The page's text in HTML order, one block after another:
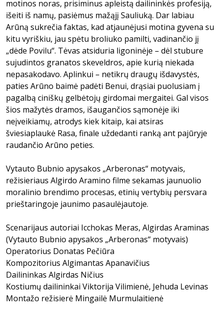
motinos noras, prisiminus apleistą dailininkės profesiją,
išeiti iš namų, pasiėmus mažąjį Sauliuką. Dar labiau
Arūną sukrečia faktas, kad atjaunėjusi motina gyvena su
kitu vyriškiu, jau spėtu broliuko pamilti, vadinančio jį
„dėde Povilu“. Tėvas atsiduria ligoninėje – dėl stubure
sujudintos granatos skeveldros, apie kurią niekada
nepasakodavo. Aplinkui – netikrų draugų išdavystės,
paties Arūno baimė padėti Benui, drąsiai puolusiam į
pagalbą ciniškų gelbėtojų girdomai mergaitei. Gal visos
šios mažytės dramos, išaugančios sąmonėje iki
neįveikiamų, atrodys kiek kitaip, kai atsiras
šviesiaplaukė Rasa, finale uždedanti ranką ant pajūryje
raudančio Arūno peties.
Vytauto Bubnio apysakos „Arberonas“ motyvais,
režisieriaus Algirdo Aramino filme sekamas jaunuolio
moralinio brendimo procesas, etinių vertybių persvara
prieštaringoje jaunimo pasaulėjautoje.
Scenarijaus autoriai Icchokas Meras, Algirdas Araminas
(Vytauto Bubnio apysakos „Arberonas“ motyvais)
Operatorius Donatas Pečiūra
Kompozitorius Algimantas Apanavičius
Dailininkas Algirdas Ničius
Kostiumų dailininkai Viktorija Vilimienė, Jehuda Levinas
Montažo režisierė Mingailė Murmulaitienė